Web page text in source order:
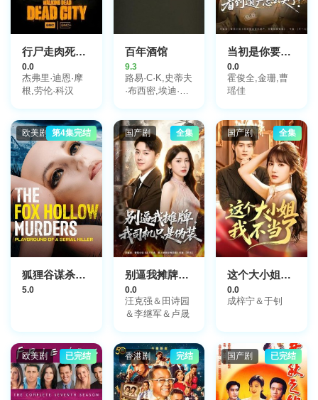
行尸走肉死亡之城第三季
0.0
杰弗里·迪恩·摩
根,劳伦·科汉
百年酒馆
9.3
路易·C·K,史蒂夫
·布西密,埃迪·法
西卡·兰格,艾迪·
布莱恩特,Kurt
Metzger,丽贝卡·
豪尔
当初是你要分开，看到遗产怎么哭了？
0.0
霍俊全,金珊,曹
瑶佳
欧美剧 第4集完结
狐狸谷谋杀案：连环杀手的游乐场
5.0
国产剧 全集
别逼我摊牌，我司机只是伪装
0.0
汪克强＆田诗园
＆李继军＆卢晟
国产剧 全集
这个大小姐我不当了
0.0
成梓宁＆于钊
欧美剧 已完结 香港剧 完结 国产剧 已完结